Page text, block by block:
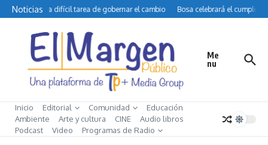
Saltar al contenido
Noticias
Petro y la difícil tarea de gobernar el cambio Bosa celebrará el
Me
nu
Inicio Editorial Comunidad
Educación
Ambiente
Arte y cultura CINE
Audio libros
Podcast
Video Programas de Radio